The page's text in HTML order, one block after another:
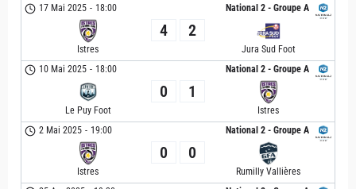
National 2 - Groupe A
17 Mai 2025 - 18:00
Istres
4 2
Jura Sud Foot
National 2 - Groupe A
10 Mai 2025 - 18:00
Le Puy Foot
0 1
Istres
National 2 - Groupe A
2 Mai 2025 - 19:00
Istres
0 0
Rumilly Vallières